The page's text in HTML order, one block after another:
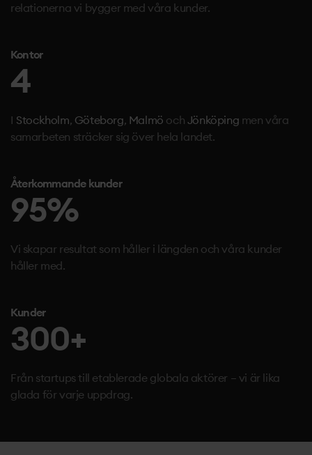
relationerna vi bygger med våra kunder.
Kontor
4
I Stockholm, Göteborg, Malmö och Jönköping men våra
samarbeten sträcker sig över hela landet.
Återkommande kunder
95%
Vi skapar resultat som håller i längden och våra kunder
håller med.
Kunder
300+
Från startups till etablerade globala aktörer – vi är lika
glada för varje uppdrag.